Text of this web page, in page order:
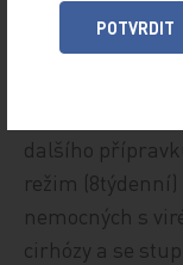
Podávání DAA
dosáhnout
dalšího
režim
nemocných s
cirhózy a se
POTVRDIT